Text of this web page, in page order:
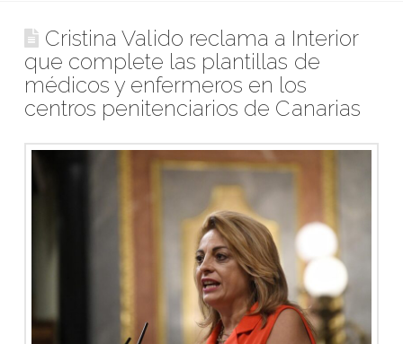
Cristina Valido reclama a Interior
que complete las plantillas de
médicos y enfermeros en los
centros penitenciarios de Canarias